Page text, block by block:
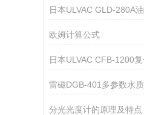
欧姆计算公式
分光光度计的原理及特点